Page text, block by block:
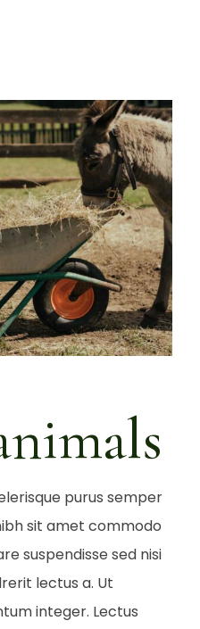
purus semper
sit amet commodo
suspendisse sed nisi
lectus a. Ut
integer. Lectus